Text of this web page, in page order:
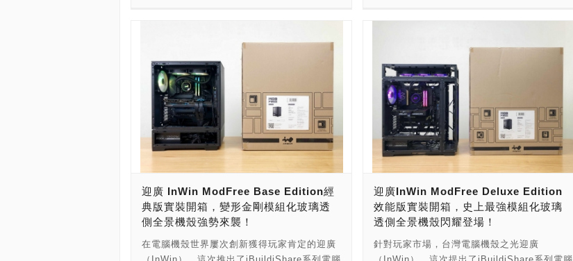
【IT資訊新聞】： →更多的【ITMan!資訊經
理人】： →更多的【PCDIY!八卦】：
產業也獲得了較大的市場份額，甚至得到了商
業競爭對手的一致好評。 喬思伯一直堅定致力
於設計和生產滿足用戶真正需求的產品。以使
用者需求為設計出發點，配合優質材料與精湛
工藝，喬思伯與使用者穩步前行，共創電腦硬
體領域的美好未來。 喬思伯機殼產品，早期以
全鋁鎂合金機殼為主，並發展鋁鎂合金面板機
殼。後來，則進入了小型化多樣式機殼市場，
開始以全鋁鎂合金打造精品級機殼。全景機殼
風潮興起之後，喬思伯全力進攻海景房市場，
以彎曲玻璃工藝，防爆膜加工，流線的造型，
以及多色彩樣式，提供了豐富多元的電腦豪宅
了精品手提箱機殼、液晶螢幕機殼、電競風格
03-327-4054 廠商網址： →更多的【PCDIY!
業界新聞】： →更多的【PCDIY!賣場情
報】： →更多的【PCDIY!科技情報】： →更
多的【IT資訊新聞】： →更多的【ITMan!資
訊經理人】： →更多的【PCDIY!八卦】：
1.92W(MAX) / LED 2.3W(MAX) 支持範圍：
INTEL: LGA 1700/1200/115X & AMD:
AM4/AM5 總凈重：554g 現在 CR1000 V2
PRO 已在台上市 全台 廠商名稱：Jonsbo -喬
思伯 - 东莞市思博四通实业有限公司 廠商網
址： 代理商名稱：立光科技國際股份有限公司
代理商網址： 代理商臉書粉專： 代理商蝦皮
Jonsbo喬思伯台灣官方旗艦店： 代理商官方
【PCDIY!業界新聞】： →更多的【PCDIY!賣
場情報】： →更多的【PCDIY!科技情報】：
→更多的【IT資訊新聞】： →更多的
【ITMan!資訊經理人】： →更多的【PCDIY!
八卦】：
其他機殼廠，當時的聯力工業，用的不是模具
大量製造，而是採用沖壓製程，用手工方式，
用沖床、折床來打造鋁鎂合金機殼，設計製造
出許多經典的鋁鎂合金機殼，當時的每一款電
腦機殼可以說都是傳統手工藝的結晶。 聯力工
業在距今約五年前，由二代陳建豪
（Jameson）接班，由原先的100％台灣設計
製造，轉變為台灣設計中國製造，到中國設廠
量產方式，獲取更高的產能滿足全世界供貨的
需求。 這次，我們則邀請到了行政部處長黃賜
生（Asheng）與業務部主任陳國河
（Hank），來跟玩家們介紹聯立工業在這次
COMPUTEX的展覽主軸、主力產品與獨家技
術。 聯力工業 行政部 處長 黃賜生
1999年，開始進入鋁鎂合金機殼市場。有別於
其他機殼廠，當時的聯力工業，用的不是模具
大量製造，而是採用沖壓製程，用手工方式，
用沖床、折床來打造鋁鎂合金機殼，設計製造
出許多經典的鋁鎂合金機殼，當時的每一款電
腦機殼可以說都是傳統手工藝的結晶。 聯力工
業在距今約五年前，由二代陳建豪
（Jameson）接班，由原先的100％台灣設計
製造，轉變為台灣設計中國製造，到中國設廠
量產方式，獲取更高的產能滿足全世界供貨的
需求。 聯力工業，在電腦機殼史上，絕對可以
說是台灣之光。 從最早的用手工方式，用沖
床、折床來打造鋁鎂合金機殼，到現在最夯的
全景機殼，不是用殺價的方式來競爭，而是以
能進步有感之外，即便有著新製程、架構的加
身時脈也是一代比一代高，核心數也不斷增
加，因此在這樣功耗的提升下，除了耗電量，
最頭痛的問題就在於那熱情的工作溫度，尤其
現在夏天的到來，散熱器的壓制力更為重要，
就連官方也知道這樣的溫度上已經不是原廠那
小小的空冷小散熱器可以壓制的，因此目前購
買兩陣營可超頻處理器，無論是舊版Intel第12
代K系列、AMD Ryzen 5000X系列，或新版
Intel第13代K系列、AMD Ryzen 7000X系列
也都不會隨附散熱器。 AIO一體式水冷的優點
不僅僅是它優秀的散熱效率，在視覺上也顯得
較塔扇簡潔、美觀，尤其現今各大廠在水冷頭
上的設計可以說是變化多端，各家都展現了自
己的獨特風格，而搭配現今機殼都有預留冷排
體式水冷散熱器不可！不過，一體式水冷散熱
不好挑選。甚至不少玩家，在買了一體式水冷
散熱器之後，還會去額外添購聯力的積木風扇
來改裝，展現側面顯色，以及RGB酷炫無限鏡
面的質感。玩家們的聲音，聯力聽到了！這
次，在二代GALAHAD II推出的同時，除了
GALAHAD II ARGB入門版之外，推出了高顏
值的GALAHAD II TRINITY SL-INF幻鏡版，
引進了無限鏡積木風扇，讓一體式水冷散熱器
的美觀性與質感加分，散熱強化的GALAHAD
II TRINITY-Performance效能版，除了外觀
更為精美之外，在水冷頭、散熱排與散熱技術
上下了很大的功夫，擁有不錯的散熱性能。接
下來，就讓我們來揭開它神祕的面紗吧！ ------
----------- ----------------- PCDIY!快開箱：「聯
迎廣 InWin ModFree Base Edition經
典版實裝開箱，變形金剛模組化玻璃透
側全景機殼強勢來襲！
在電腦機殼世界屢次創新獲得玩家肯定的迎廣
迎廣InWin ModFree Deluxe Edition
效能版實裝開箱，史上最強模組化玻璃
透側全景機殼閃耀登場！
針對玩家市場，台灣電腦機殼之光迎廣